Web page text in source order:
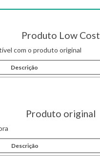
Produto Low Cost
com o produto original
Descrição
Produto original
Descrição